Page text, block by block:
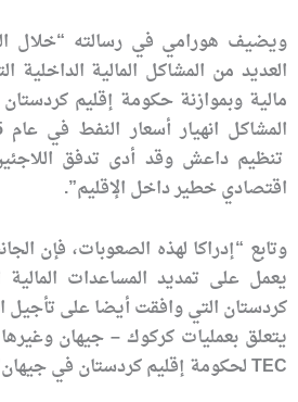
ويضيف هورامي في رسالته “خلال
العديد من المشاكل المالية
مالية وبموازنة حكومة إقليم
تنظيم داعش وقد أدى تدفق
اقتصادي خطير داخل الإقليم”.
وتابع “إدراكا لهذه الصعوبات، فإن
يعمل على تمديد المساعدات المالية
يتعلق بعمليات كركوك – جيهان
TEC لحكومة إقليم كردستان في جيهان”.